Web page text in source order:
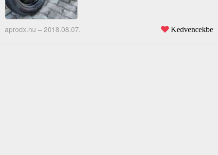
aprodx.hu – 2018.08.07. Kedvencekbe